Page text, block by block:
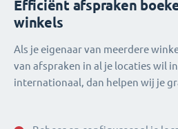
Efficiënt afspraken
winkels
Als je eigenaar van meerdere
van afspraken in al je locaties wil
internationaal, dan helpen wij je